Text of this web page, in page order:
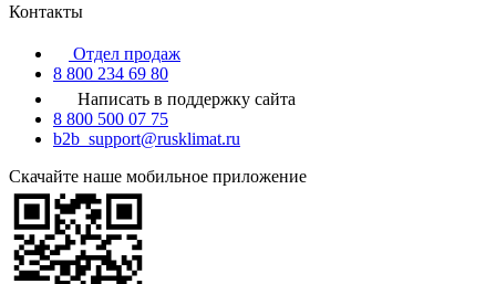
Контакты
Отдел продаж
8 800 234 69 80
Написать в поддержку сайта
8 800 500 07 75
b2b_support@rusklimat.ru
Скачайте наше мобильное приложение